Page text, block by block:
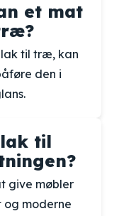
et mat
lak til træ, kan
den i
til
give møbler
moderne